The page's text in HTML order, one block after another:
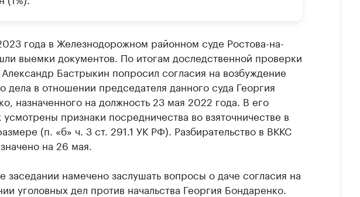
года в Железнодорожном районном суде Ростова-на-
выемки документов. По итогам доследственной проверки
Бастрыкин попросил согласия на возбуждение
дела в отношении председателя данного суда Георгия
назначенного на должность 23 мая 2022 года. В его
усмотрены признаки посредничества во взяточничестве в
(п. «б» ч. 3 ст. 291.1 УК РФ). Разбирательство в ВККС
на 26 мая.
заседании намечено заслушать вопросы о даче согласия на
уголовных дел против начальства Георгия Бондаренко.